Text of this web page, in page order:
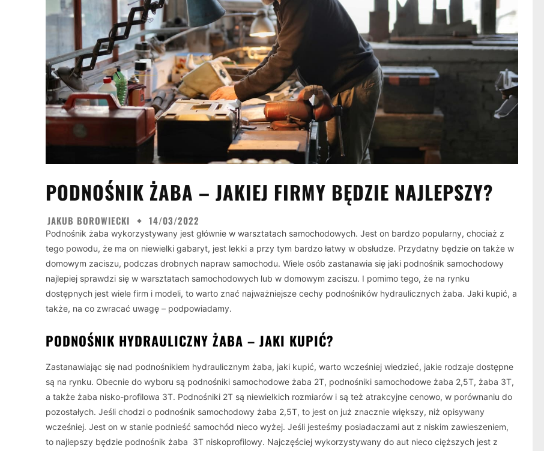
PODNOŚNIK ŻABA – JAKIEJ FIRMY BĘDZIE NAJLEPSZY?
JAKUB BOROWIECKI 14/03/2022
Podnośnik żaba wykorzystywany jest głównie w warsztatach samochodowych. Jest on bardzo popularny, chociaż z
tego powodu, że ma on niewielki gabaryt, jest lekki a przy tym bardzo łatwy w obsłudze. Przydatny będzie on także w
domowym zaciszu, podczas drobnych napraw samochodu. Wiele osób zastanawia się jaki podnośnik samochodowy
najlepiej sprawdzi się w warsztatach samochodowych lub w domowym zaciszu. I pomimo tego, że na rynku
dostępnych jest wiele firm i modeli, to warto znać najważniejsze cechy podnośników hydraulicznych żaba. Jaki kupić, a
także, na co zwracać uwagę – podpowiadamy.
PODNOŚNIK HYDRAULICZNY ŻABA – JAKI KUPIĆ?
Zastanawiając się nad podnośnikiem hydraulicznym żaba, jaki kupić, warto wcześniej wiedzieć, jakie rodzaje dostępne
są na rynku. Obecnie do wyboru są podnośniki samochodowe żaba 2T, podnośniki samochodowe żaba 2,5T, żaba 3T,
a także żaba nisko-profilowa 3T. Podnośniki 2T są niewielkich rozmiarów i są też atrakcyjne cenowo, w porównaniu do
pozostałych. Jeśli chodzi o podnośnik samochodowy żaba 2,5T, to jest on już znacznie większy, niż opisywany
wcześniej. Jest on w stanie podnieść samochód nieco wyżej. Jeśli jesteśmy posiadaczami aut z niskim zawieszeniem,
to najlepszy będzie podnośnik żaba 3T niskoprofilowy. Najczęściej wykorzystywany do aut nieco cięższych jest z